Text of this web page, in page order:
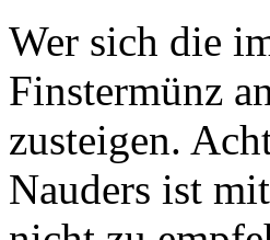
Wer sich die
Finstermünz
zusteigen.
Nauders ist